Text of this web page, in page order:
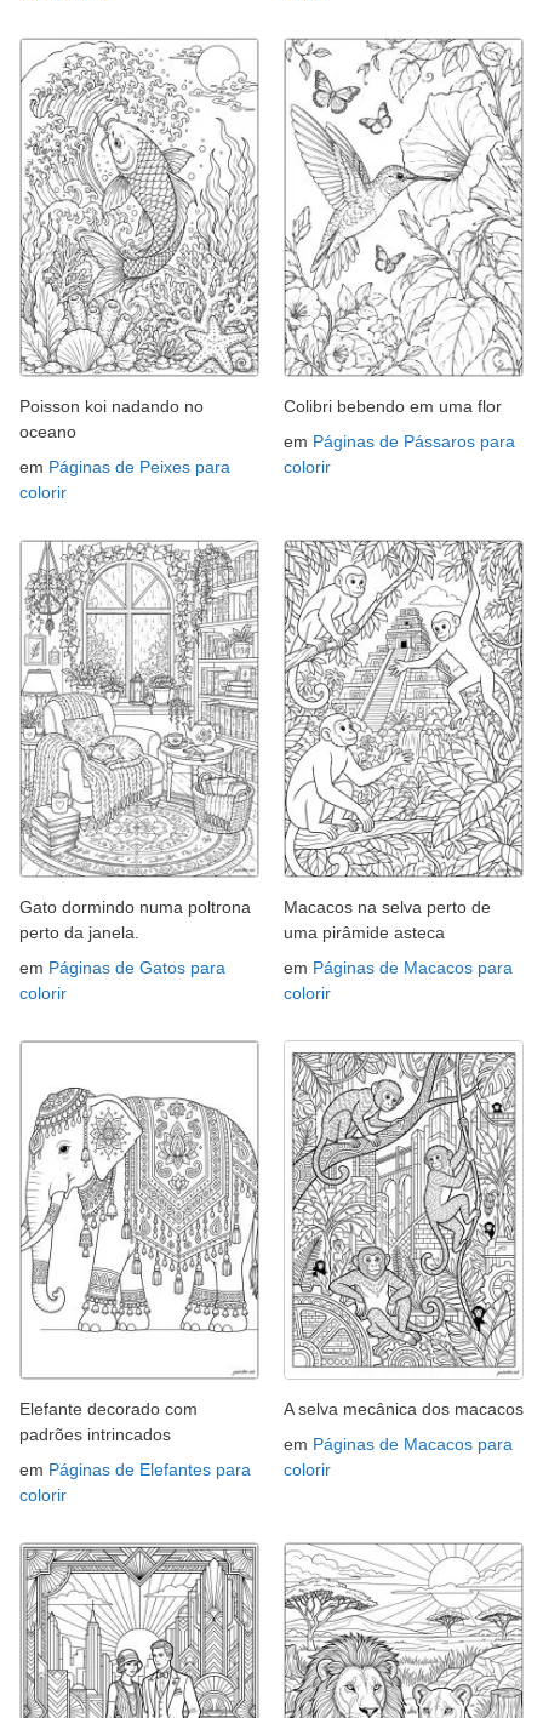
Poisson koi nadando no
oceano
em Páginas de Peixes para
colorir
Colibri bebendo em uma flor
em Páginas de Pássaros para
colorir
Gato dormindo numa poltrona
perto da janela.
em Páginas de Gatos para
colorir
Macacos na selva perto de
uma pirâmide asteca
em Páginas de Macacos para
colorir
Elefante decorado com
padrões intrincados
em Páginas de Elefantes para
colorir
A selva mecânica dos macacos
em Páginas de Macacos para
colorir